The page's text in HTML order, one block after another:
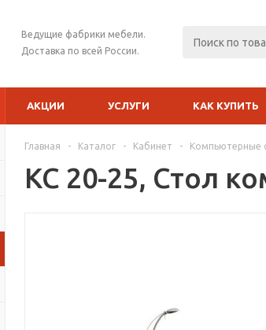
Ведущие фабрики мебели.
Доставка по всей России.
АКЦИИ УСЛУГИ КАК КУПИТЬ
Главная - Каталог - Кабинет - Компьютерные
КС 20-25, Стол